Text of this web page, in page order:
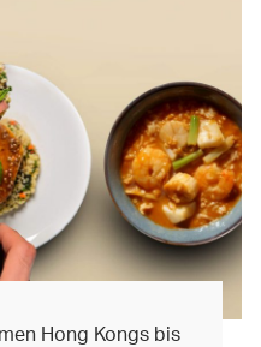
Hong Kongs bis